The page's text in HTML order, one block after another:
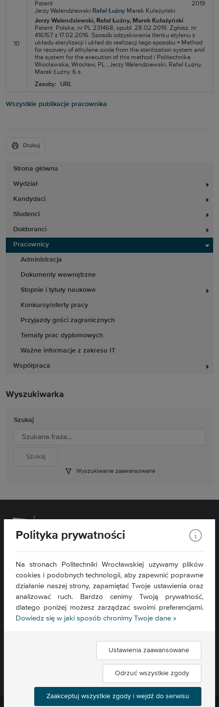
Strona główna
Wydział
Kandydaci
Studenci
Doktoranci
Pracownicy
Administracja
Dokumenty wewnętrzne
Stopnie i tytuły naukowe
Konkursy/oferty pracy
Przyjazdy gości zagranicznych
Tematy prac dyplomowych
Ważne informacje z zakresu IT
Współpraca
Wyszukiwarka
Szukaj
Wyszukiwanie zaawansowane
10
Patent
2019
Jerzy Walendziewski Rafał Łużny Marek Kułażyński
Jerzy Walendziewski, Rafał Łużny, Marek Kułażyński
Patent. Polska, nr PL 231468, opubl. 28.02.2019. Zgłosz. nr
416157 z 17.02.2016. Sposób odzyskiwania tlenku etylenu z
układu sterylizacji i układ do realizacji tego sposobu = Method
for recovery of ethylene oxide from the sterilization system and
the system for the execution of this method / Politechnika
Wrocławska, Wrocław, PL ; Jerzy Walendziewski, Rafał Łużny,
Marek Łużny. 6 s.
Zasoby:
URL
Wszystkie publikacje pracownika
Drukuj
Wydział Chemiczny
ul. C. K. Norwida 4/6
50-373 Wrocław
Kontakt »
Mapa serwisu »
Deklaracja dostępności »
Polityka prywatności
Na stronach Politechniki Wrocławskiej używamy plików
cookies i podobnych technologii, aby zapewnić poprawne
działanie naszej strony, zapamiętać Twoje ustawienia oraz
analizować ruch. Bardzo cenimy Twoją prywatność,
dlatego poniżej możesz zarządzać swoimi preferencjami.
Dowiedz się w jaki sposób chronimy Twoje dane »
Ustawienia zaawansowane
Odrzuć wszystkie zgody
Zaakceptuj wszystkie zgody i wejdź do serwisu